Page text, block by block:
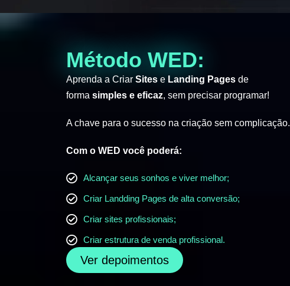
Método WED:
Aprenda a Criar Sites e Landing Pages de
forma simples e eficaz, sem precisar programar!
A chave para o sucesso na criação sem complicação.
Com o WED você poderá:
Alcançar seus sonhos e viver melhor;
Criar Landding Pages de alta conversão;
Criar sites profissionais;
Criar estrutura de venda profissional.
Ver depoimentos